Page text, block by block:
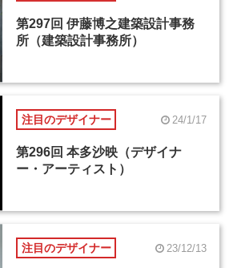
第297回 伊藤博之建築設計事務
所（建築設計事務所）
注目のデザイナー 24/1/17
第296回 本多沙映（デザイナ
ー・アーティスト）
注目のデザイナー 23/12/13